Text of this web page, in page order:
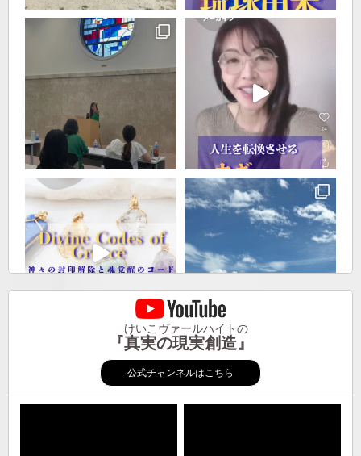
けいこヴァールハイトの
『真実の現実創造』
公式チャンネルはこちら